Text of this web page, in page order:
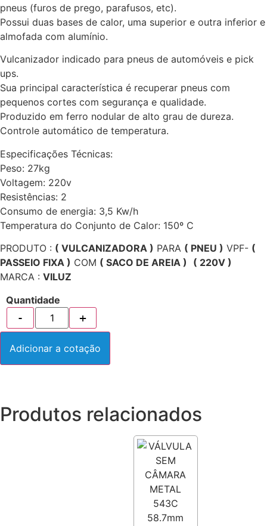
pneus (furos de prego, parafusos, etc).
Possui duas bases de calor, uma superior e outra inferior e
almofada com alumínio.
Vulcanizador indicado para pneus de automóveis e pick
ups.
Sua principal característica é recuperar pneus com
pequenos cortes com segurança e qualidade.
Produzido em ferro nodular de alto grau de dureza.
Controle automático de temperatura.
Especificações Técnicas:
Peso: 27kg
Voltagem: 220v
Resistências: 2
Consumo de energia: 3,5 Kw/h
Temperatura do Conjunto de Calor: 150º C
PRODUTO : ( VULCANIZADORA ) PARA ( PNEU ) VPF- (
PASSEIO FIXA ) COM ( SACO DE AREIA )
( 220V )
MARCA : VILUZ
Quantidade
Adicionar a cotação
Produtos relacionados